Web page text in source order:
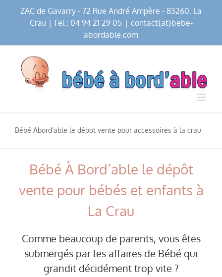
ZAC de Gavarry - 72 Rue André Ampère - 83260, La
Crau | Tel : 04 94 21 29 05 | contact{at}bebe-
abordable.com
Bébé Abord’able le dépot vente pour accessoires à la crau
Bébé À Bord’able le dépôt
vente pour bébés et enfants à
La Crau
Comme beaucoup de parents, vous êtes
submergés par les affaires de Bébé qui
grandit décidément trop vite ?